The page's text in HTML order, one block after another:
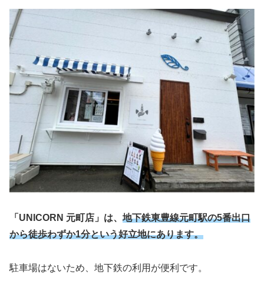
「UNICORN 元町店」は、 地下鉄東豊線元町駅の5番出口
から徒歩わずか1分という好立地にあります。
駐車場はないため、地下鉄の利用が便利です。